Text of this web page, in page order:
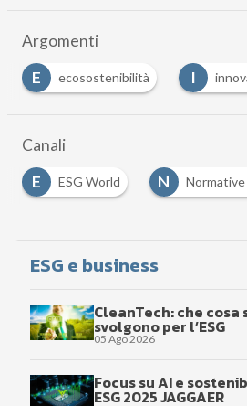
Argomenti
E
ecosostenibilità I
Canali
E
ESG World N
ESG e business
CleanTech: che cosa
svolgono per l’ESG
05 Ago 2026
Focus su AI e
ESG 2025 JAGGAER